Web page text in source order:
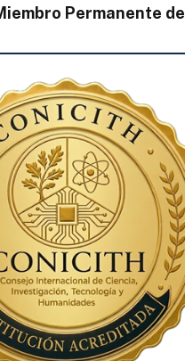
Permanente de